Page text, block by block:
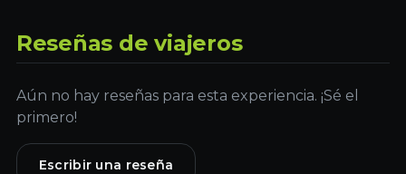
Reseñas de viajeros
Aún no hay reseñas para esta experiencia. ¡Sé el
primero!
Escribir una reseña